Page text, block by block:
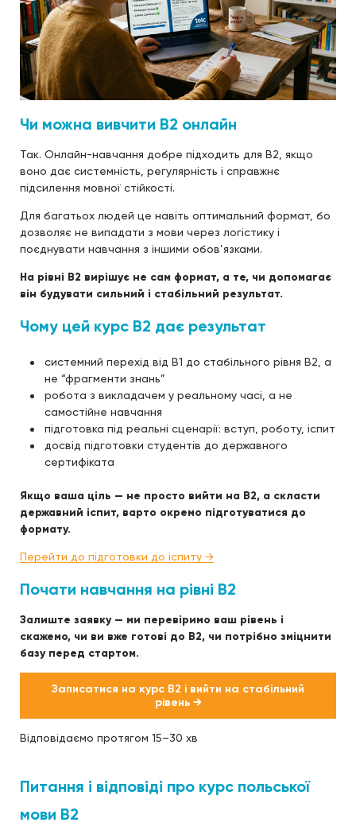
Чи можна вивчити B2 онлайн
Так. Онлайн-навчання добре підходить для B2, якщо
воно дає системність, регулярність і справжнє
підсилення мовної стійкості.
Для багатьох людей це навіть оптимальний формат, бо
дозволяє не випадати з мови через логістику і
поєднувати навчання з іншими обов’язками.
На рівні B2 вирішує не сам формат, а те, чи допомагає
він будувати сильний і стабільний результат.
Чому цей курс B2 дає результат
системний перехід від B1 до стабільного рівня B2, а
не “фрагменти знань”
робота з викладачем у реальному часі, а не
самостійне навчання
підготовка під реальні сценарії: вступ, роботу, іспит
досвід підготовки студентів до державного
сертифіката
Якщо ваша ціль — не просто вийти на B2, а скласти
державний іспит, варто окремо підготуватися до
формату.
Перейти до підготовки до іспиту →
Почати навчання на рівні B2
Залиште заявку — ми перевіримо ваш рівень і
скажемо, чи ви вже готові до B2, чи потрібно зміцнити
базу перед стартом.
Записатися на курс B2 і вийти на стабільний
рівень →
Відповідаємо протягом 15–30 хв
Питання і відповіді про курс польської
мови B2